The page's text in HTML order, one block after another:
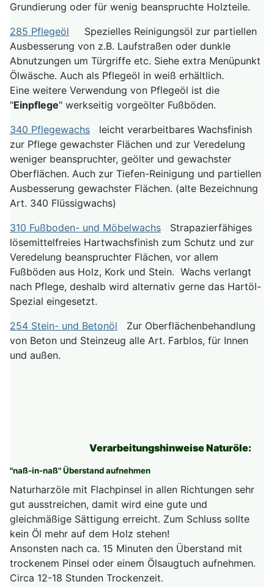
Grundierung oder für wenig beanspruchte Holzteile.
285 Pflegeöl Spezielles Reinigungsöl zur partiellen
Ausbesserung von z.B. Laufstraßen oder dunkle
Abnutzungen um Türgriffe etc. Siehe extra Menüpunkt
Ölwäsche. Auch als Pflegeöl in weiß erhältlich.
Eine weitere Verwendung von Pflegeöl ist die
"Einpflege" werkseitig vorgeölter Fußböden.
340 Pflegewachs leicht verarbeitbares Wachsfinish
zur Pflege gewachster Flächen und zur Veredelung
weniger beanspruchter, geölter und gewachster
Oberflächen. Auch zur Tiefen-Reinigung und partiellen
Ausbesserung gewachster Flächen. (alte Bezeichnung
Art. 340 Flüssigwachs)
310 Fußboden- und Möbelwachs Strapazierfähiges
lösemittelfreies Hartwachsfinish zum Schutz und zur
Veredelung beanspruchter Flächen, vor allem
Fußböden aus Holz, Kork und Stein. Wachs verlangt
nach Pflege, deshalb wird alternativ gerne das Hartöl-
Spezial eingesetzt.
254 Stein- und Betonöl Zur Oberflächenbehandlung
von Beton und Steinzeug alle Art. Farblos, für Innen
und außen.
Verarbeitungshinweise Naturöle:
"naß-in-naß" Überstand aufnehmen
Naturharzöle mit Flachpinsel in allen Richtungen sehr
gut ausstreichen, damit wird eine gute und
gleichmäßige Sättigung erreicht. Zum Schluss sollte
kein Öl mehr auf dem Holz stehen!
Ansonsten nach ca. 15 Minuten den Überstand mit
trockenem Pinsel oder einem Ölsaugtuch aufnehmen.
Circa 12-18 Stunden Trockenzeit.